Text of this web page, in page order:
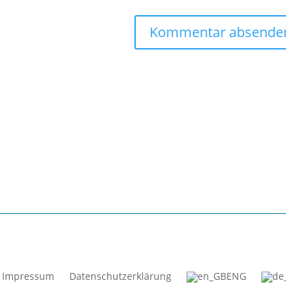
Impressum Datenschutzerklärung ENG